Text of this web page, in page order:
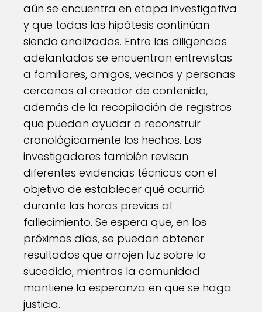
aún se encuentra en etapa investigativa
y que todas las hipótesis continúan
siendo analizadas. Entre las diligencias
adelantadas se encuentran entrevistas
a familiares, amigos, vecinos y personas
cercanas al creador de contenido,
además de la recopilación de registros
que puedan ayudar a reconstruir
cronológicamente los hechos. Los
investigadores también revisan
diferentes evidencias técnicas con el
objetivo de establecer qué ocurrió
durante las horas previas al
fallecimiento. Se espera que, en los
próximos días, se puedan obtener
resultados que arrojen luz sobre lo
sucedido, mientras la comunidad
mantiene la esperanza en que se haga
justicia.